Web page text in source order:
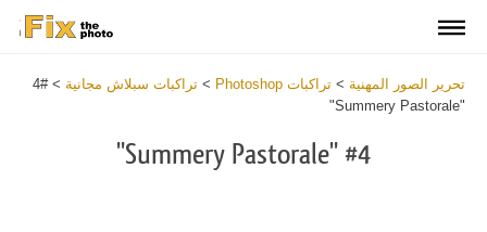
تحرير الصور المهنية > تراكبات Photoshop > تراكبات سبلاش مجانية >
#4
"Summery Pastorale"
#4 "Summery Pastorale"